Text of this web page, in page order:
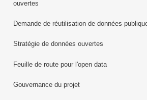
ouvertes
Demande de réutilisation de données
Stratégie de données ouvertes
Feuille de route pour l'open data
Gouvernance du projet